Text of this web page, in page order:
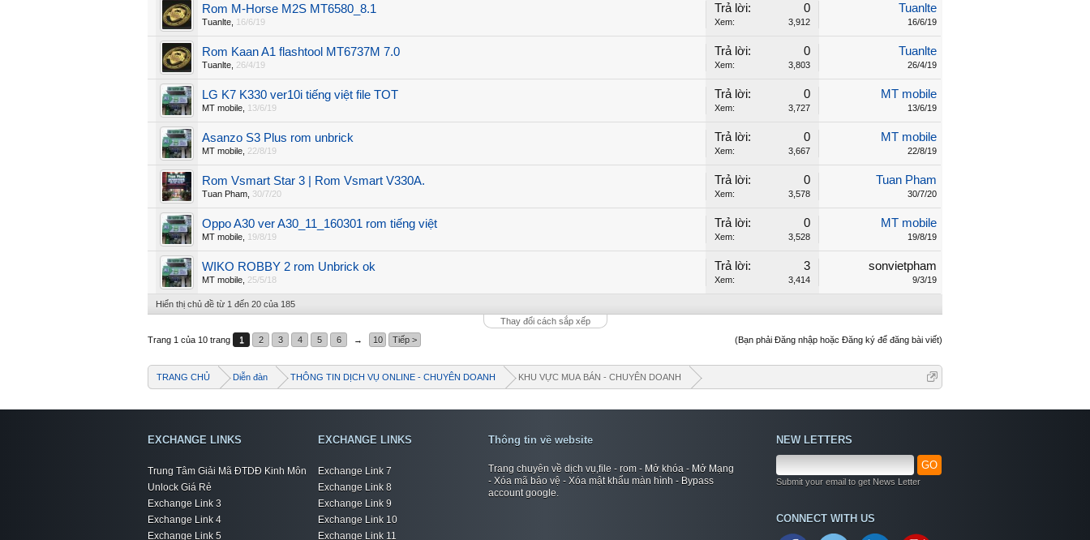
+ Chào mừng bạn đến với diễn đàn thông tin
Rom M-Horse M2S MT6580_8.1
Tuanlte 16/6/19
Trả lời: 0
Xem: 3,912
Tuanlte
16/6/19
Rom Kaan A1 flashtool MT6737M 7.0
Tuanlte 26/4/19
Trả lời: 0
Xem: 3,803
Tuanlte
26/4/19
LG K7 K330 ver10i tiếng việt file TOT
MT mobile 13/6/19
Trả lời: 0
Xem: 3,727
MT mobile
13/6/19
Asanzo S3 Plus rom unbrick
MT mobile 22/8/19
Trả lời: 0
Xem: 3,667
MT mobile
22/8/19
Rom Vsmart Star 3 | Rom Vsmart V330A.
Tuan Pham 30/7/20
Trả lời: 0
Xem: 3,578
Tuan Pham
30/7/20
Oppo A30 ver A30_11_160301 rom tiếng việt
MT mobile 19/8/19
Trả lời: 0
Xem: 3,528
MT mobile
19/8/19
WIKO ROBBY 2 rom Unbrick ok
MT mobile 25/5/18
Trả lời: 3
Xem: 3,414
sonvietpham
9/3/19
Hiển thị chủ đề từ 1 đến 20 của 185
Thay đổi cách sắp xếp
(Bạn phải Đăng nhập hoặc Đăng ký để đăng bài viết)
Trang 1 của 10 trang 1 2 3 4 5 6 → 10 Tiếp >
TRANG CHỦ Diễn đàn THÔNG TIN DỊCH VỤ ONLINE - CHUYÊN DOANH KHU VỰC MUA BÁN - CHUYÊN DOANH
EXCHANGE LINKS
Trung Tâm Giải Mã ĐTDĐ Kinh Môn
Unlock Giá Rẻ
Exchange Link 3
Exchange Link 4
Exchange Link 5
EXCHANGE LINKS
Exchange Link 7
Exchange Link 8
Exchange Link 9
Exchange Link 10
Exchange Link 11
Thông tin về website
Trang chuyên về dịch vụ,file - rom - Mở khóa - Mở Mạng
- Xóa mã bảo vệ - Xóa mật khẩu màn hình - Bypass
account google.
NEW LETTERS
GO
Submit your email to get News Letter
CONNECT WITH US